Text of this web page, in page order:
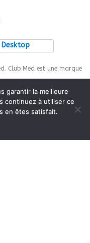
Desktop
Club Med est une marque
garantir la meilleure
continuez à utiliser ce
en êtes satisfait.